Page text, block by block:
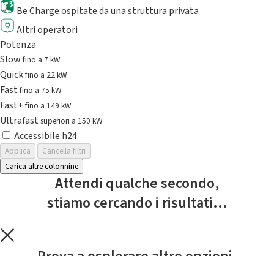
Be Charge ospitate da una struttura privata
Altri operatori
Potenza
Slowfino a 7 kW
Quickfino a 22 kW
Fastfino a 75 kW
Fast+fino a 149 kW
Ultrafast superiori a 150 kW
Accessibile h24
Applica
Cancella filtri
Carica altre colonnine
Attendi qualche secondo,
stiamo cercando i risultati...